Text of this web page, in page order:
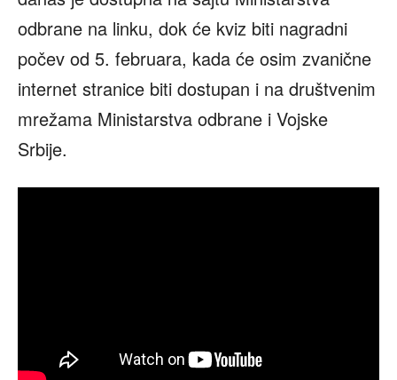
odbrane na linku, dok će kviz biti nagradni
počev od 5. februara, kada će osim zvanične
internet stranice biti dostupan i na društvenim
mrežama Ministarstva odbrane i Vojske
Srbije.